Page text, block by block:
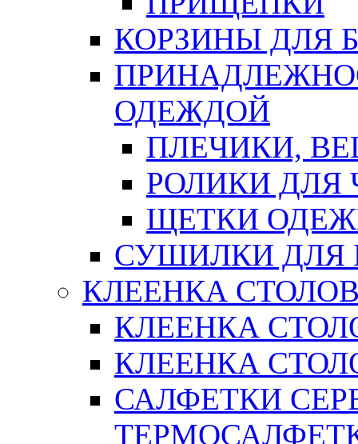
КОРЗИНЫ ДЛЯ
ОДЕЖДОЙ
ПЛЕЧИКИ,
РОЛИКИ ДЛЯ
ЩЕТКИ
СУШИЛКИ ДЛЯ
КЛЕЕНКА
КЛЕЕНКА
КЛЕЕНКА
САЛФЕТКИ